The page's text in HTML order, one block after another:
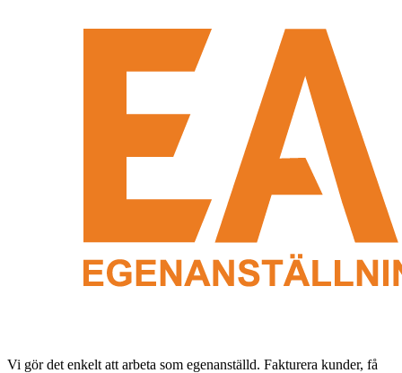
Vi gör det enkelt att arbeta som egenanställd. Fakturera kunder, få